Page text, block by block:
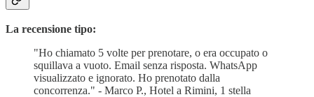
La recensione tipo:
"Ho chiamato 5 volte per prenotare, o era occupato o
squillava a vuoto. Email senza risposta. WhatsApp
visualizzato e ignorato. Ho prenotato dalla
concorrenza." - Marco P., Hotel a Rimini, 1 stella